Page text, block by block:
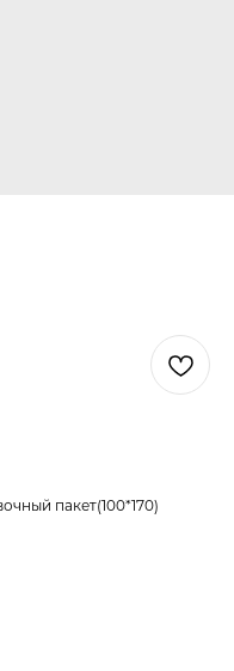
пакет(100*170)